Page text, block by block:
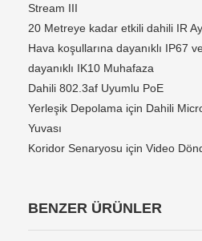
Stream III
20 Metreye kadar etkili dahili IR
Hava koşullarına dayanıklı IP67
dayanıklı IK10 Muhafaza
Dahili 802.3af Uyumlu PoE
Yerleşik Depolama için Dahili
Yuvası
Koridor Senaryosu için Video
BENZER ÜRÜNLER